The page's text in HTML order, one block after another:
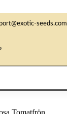
seeds.com
Tomatfrön